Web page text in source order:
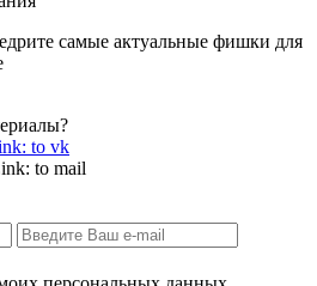
самые актуальные фишки для